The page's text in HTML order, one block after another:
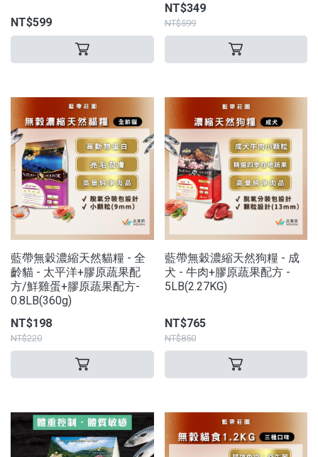
NT$599
NT$349
NT$599
藍帶無穀濃縮天然貓糧 - 全
齡貓 - 太平洋+膠原蔬果配
方/鮮雞蛋+膠原蔬果配方-
0.8LB(360g)
NT$198
NT$220
藍帶無穀濃縮天然狗糧 - 成
犬 - 牛肉+膠原蔬果配方 -
5LB(2.27KG)
NT$765
NT$850